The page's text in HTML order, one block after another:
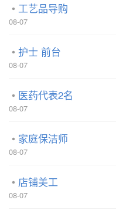
工艺品导购
08-07
护士 前台
08-07
医药代表2名
08-07
家庭保洁师
08-07
店铺美工
08-07